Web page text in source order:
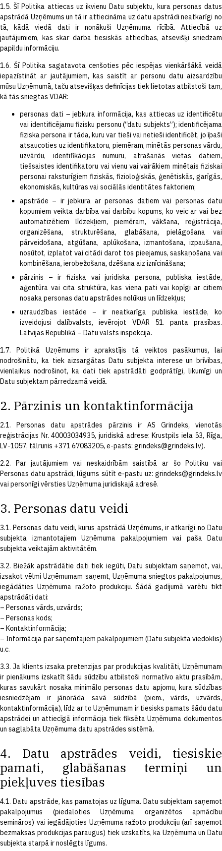
1.5. Šī Politika attiecas uz ikvienu Datu subjektu, kura personas datus
apstrādā Uzņēmums un tā ir attiecināma uz datu apstrādi neatkarīgi no
tā, kādā viedā dati ir nonākuši Uzņēmuma rīcībā. Attiecībā uz
jautājumiem, kas skar darba tiesiskās attiecības, atsevišķi sniedzam
papildu informāciju.
1.6. Šī Politika sagatavota cenšoties pēc iespējas vienkāršākā veidā
iepazīstināt ar jautājumiem, kas saistīt ar personu datu aizsardzību
mūsu Uzņēmumā, taču atsevišķas definīcijas tiek lietotas atbilstoši tam,
kā tās sniegtas VDAR:
personas dati – jebkura informācija, kas attiecas uz identificētu
vai identificējamu fizisku personu (“datu subjekts”); identificējama
fiziska persona ir tāda, kuru var tieši vai netieši identificēt, jo īpaši
atsaucoties uz identifikatoru, piemēram, minētās personas vārdu,
uzvārdu, identifikācijas numuru, atrašanās vietas datiem,
tiešsaistes identifikatoru vai vienu vai vairākiem minētais fiziskai
personai raksturīgiem fiziskās, fizioloģiskās, ģenētiskās, garīgās,
ekonomiskās, kultūras vai sociālās identitātes faktoriem;
apstrāde – ir jebkura ar personas datiem vai personas datu
kopumiem veikta darbība vai darbību kopums, ko veic ar vai bez
automatizētiem līdzekļiem, piemēram, vākšana, reģistrācija,
organizēšana, strukturēšana, glabāšana, pielāgošana vai
pārveidošana, atgūšana, aplūkošana, izmantošana, izpaušana,
nosūtot, izplatot vai citādi darot tos pieejamus, saskaņošana vai
kombinēšana, ierobežošana, dzēšana aiz iznīcināšana;
pārzinis – ir fiziska vai juridiska persona, publiska iestāde,
aģentūra vai cita struktūra, kas viena pati vai kopīgi ar citiem
nosaka personas datu apstrādes nolūkus un līdzekļus;
uzraudzības iestāde – ir neatkarīga publiska iestāde, ko
izveidojusi dalībvalsts, ievērojot VDAR 51. panta prasības.
Latvijas Republikā – Datu valsts inspekcija.
1.7. Politikā Uzņēmums ir aprakstījis tā veiktos pasākumus, lai
nodrošinātu, ka tiek aizsargātas Datu subjekta interese un brīvības,
vienlaikus nodrošinot, ka dati tiek apstrādāti godprātīgi, likumīgi un
Datu subjektam pārredzamā veidā.
2. Pārzinis un kontaktinformācija
2.1. Personas datu apstrādes pārzinis ir AS Grindeks, vienotās
reģistrācijas Nr. 40003034935, juridiskā adrese: Krustpils iela 53, Rīga,
LV-1057, tālrunis +371 67083205, e-pasts: grindeks@grindeks.lv).
2.2. Par jautājumiem vai neskaidrībām saistībā ar šo Politiku vai
Personas datu apstrādi, lūgums sūtīt e-pastu uz: grindeks@grindeks.lv
vai personīgi vērsties Uzņēmuma juridiskajā adresē.
3. Personas datu veidi
3.1. Personas datu veidi, kurus apstrādā Uzņēmums, ir atkarīgi no Datu
subjekta izmantotajiem Uzņēmuma pakalpojumiem vai paša Datu
subjekta veiktajām aktivitātēm.
3.2. Biežāk apstrādātie dati tiek iegūti, Datu subjektam saņemot, vai,
izsakot vēlmi Uzņēmumam saņemt, Uzņēmuma sniegtos pakalpojumus,
iegādāties Uzņēmuma ražoto produkciju. Šādā gadījumā varētu tikt
apstrādāti dati:
– Personas vārds, uzvārds;
– Personas kods;
– Kontaktinformācija;
– Informācija par saņemtajiem pakalpojumiem (Datu subjekta viedoklis)
u.c.
3.3. Ja klients izsaka pretenzijas par produkcijas kvalitāti, Uzņēmumam
ir pienākums izskatīt šādu sūdzību atbilstoši normatīvo aktu prasībām,
kuras savukārt nosaka minimālo personas datu apjomu, kura sūdzības
iesniedzējam ir jānorāda savā sūdzībā (piem., vārds, uzvārds,
kontaktinformācija), līdz ar to Uzņēmumam ir tiesisks pamats šādu datu
apstrādei un attiecīgā informācija tiek fiksēta Uzņēmuma dokumentos
un saglabāta Uzņēmuma datu apstrādes sistēmā.
4. Datu apstrādes veidi, tiesiskie
pamati, glabāšanas termiņi un
piekļuves tiesības
4.1. Datu apstrāde, kas pamatojas uz līguma. Datu subjektam saņemot
pakalpojumus (piedaloties Uzņēmuma organizētos apmācību
semināros) vai iegādājoties Uzņēmuma ražoto produkciju (arī saņemot
bezmaksas produkcijas paraugus) tiek uzskatīts, ka Uzņēmuma un Datu
subjekta starpā ir noslēgts līgums.